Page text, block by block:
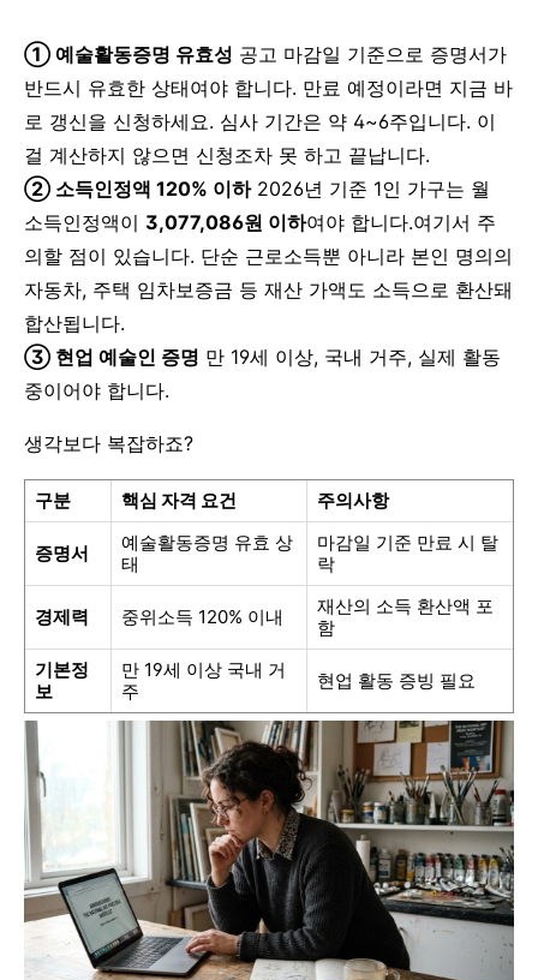
① 예술활동증명 유효성 공고 마감일 기준으로 증명서가
반드시 유효한 상태여야 합니다. 만료 예정이라면 지금 바
로 갱신을 신청하세요. 심사 기간은 약 4~6주입니다. 이
걸 계산하지 않으면 신청조차 못 하고 끝납니다.
② 소득인정액 120% 이하2026년 기준 1인 가구는 월
소득인정액이 3,077,086원 이하여야 합니다.여기서 주
의할 점이 있습니다. 단순 근로소득뿐 아니라 본인 명의의
자동차, 주택 임차보증금 등 재산 가액도 소득으로 환산돼
합산됩니다.
③ 현업 예술인 증명 만 19세 이상, 국내 거주, 실제 활동
중이어야 합니다.
생각보다 복잡하죠?
구분 핵심 자격 요건 주의사항
증명서
예술활동증명 유효 상
태
마감일 기준 만료 시 탈
락
경제력 중위소득 120% 이내
재산의 소득 환산액 포
함
기본정
보
만 19세 이상 국내 거
주
현업 활동 증빙 필요